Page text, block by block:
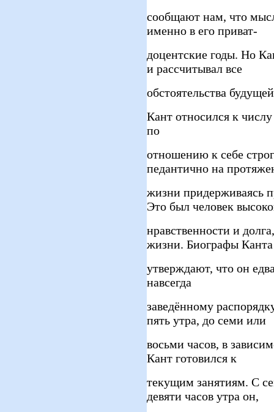
сообщают нам, что
именно в его приват-
доцентские годы. Но
и рассчитывал все
обстоятельства
Кант относился к
по
отношению к себе
педантично на
жизни придерживаясь
Это был человек
нравственности и
жизни. Биографы Канта
утверждают, что он
навсегда
заведённому
пять утра, до семи или
восьми часов, в
Кант готовился к
текущим занятиям. С
девяти часов утра он,